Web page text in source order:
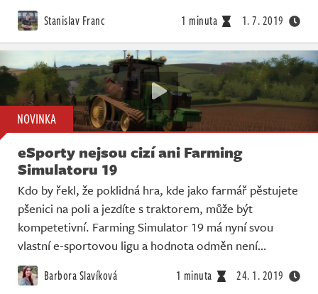
Stanislav Franc 1 minuta 1. 7. 2019
NOVINKA
eSporty nejsou cizí ani Farming
Simulatoru 19
Kdo by řekl, že poklidná hra, kde jako farmář pěstujete
pšenici na poli a jezdíte s traktorem, může být
kompetetivní. Farming Simulator 19 má nyní svou
vlastní e-sportovou ligu a hodnota odměn není…
Barbora Slavíková 1 minuta 24. 1. 2019